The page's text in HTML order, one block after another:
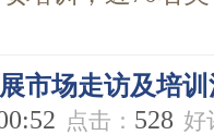
市场走访及培
点击： 528 好